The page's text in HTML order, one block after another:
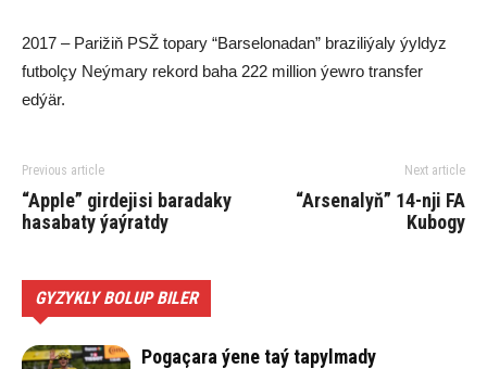
2017 – Parižiň PSŽ topary “Barselonadan” braziliýaly ýyldyz
futbolçy Neýmary rekord baha 222 million ýewro transfer
edýär.
Previous article
“Apple” girdejisi baradaky
hasabaty ýaýratdy
Next article
“Arsenalyň” 14-nji FA
Kubogy
GYZYKLY BOLUP BILER
Pogaçara ýene taý tapylmady